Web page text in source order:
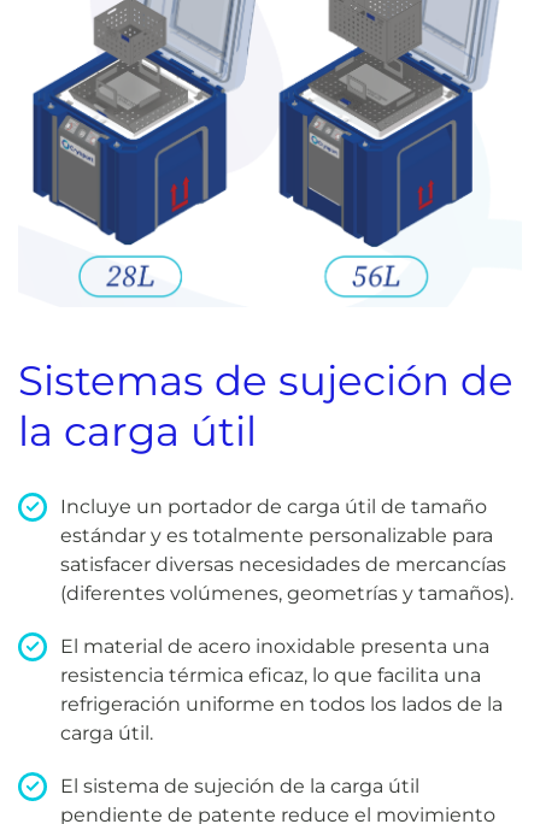
Sistemas de sujeción de
la carga útil
Incluye un portador de carga útil de tamaño
estándar y es totalmente personalizable para
satisfacer diversas necesidades de mercancías
(diferentes volúmenes, geometrías y tamaños).
El material de acero inoxidable presenta una
resistencia térmica eficaz, lo que facilita una
refrigeración uniforme en todos los lados de la
carga útil.
El sistema de sujeción de la carga útil
pendiente de patente reduce el movimiento